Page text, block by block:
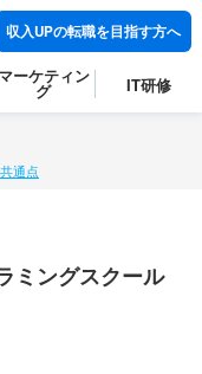
収入UPの転職を目指す方へ
マーケティン
グ IT研修
通点
ミングスクール